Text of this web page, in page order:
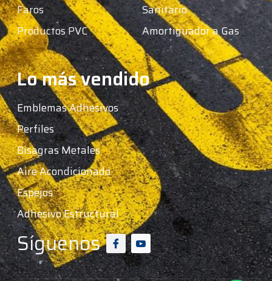
Faros
Productos PVC
Sanitario
Amortiguador a Gas
Lo más vendido
Emblemas Adhesivos
Perfiles
Bisagras Metales
Aire Acondicionado
Espejos
Adhesivo Estructural
Síguenos